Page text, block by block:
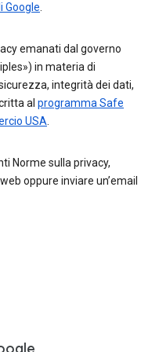
Google
emanati dal governo
in materia di
integrità dei dati,
al programma Safe
USA
Norme sulla privacy,
oppure inviare un’email